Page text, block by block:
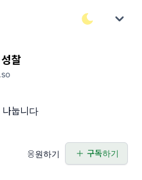
찰
눕니다
응원하기 구독하기